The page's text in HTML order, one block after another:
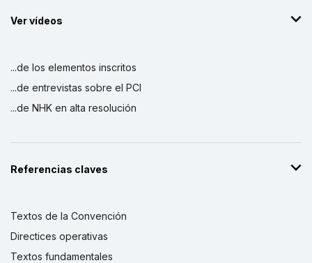
Ver vídeos
...de los elementos inscritos
...de entrevistas sobre el PCI
...de NHK en alta resolución
Referencias claves
Textos de la Convención
Directices operativas
Textos fundamentales